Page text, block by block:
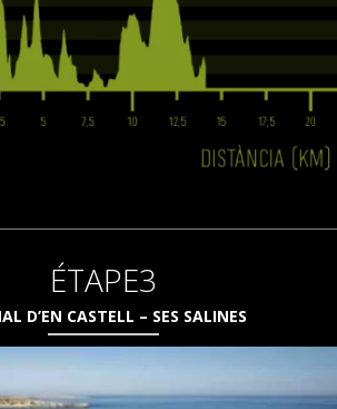
ÉTAPE3
D’EN CASTELL – SES SALINES